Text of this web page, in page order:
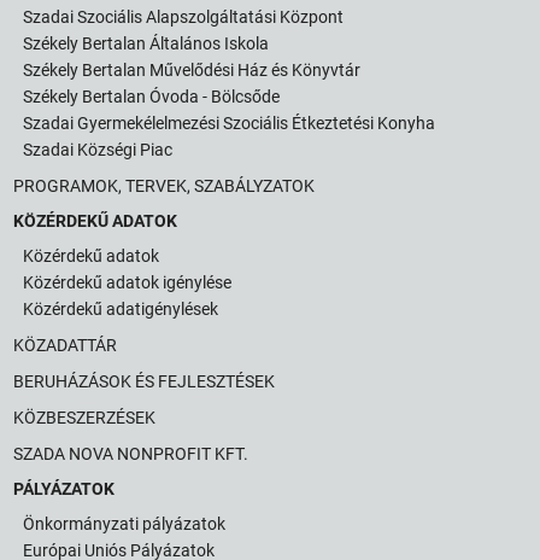
Szadai Szociális Alapszolgáltatási Központ
Székely Bertalan Általános Iskola
Székely Bertalan Művelődési Ház és Könyvtár
Székely Bertalan Óvoda - Bölcsőde
Szadai Gyermekélelmezési Szociális Étkeztetési Konyha
Szadai Községi Piac
PROGRAMOK, TERVEK, SZABÁLYZATOK
KÖZÉRDEKŰ ADATOK
Közérdekű adatok
Közérdekű adatok igénylése
Közérdekű adatigénylések
KÖZADATTÁR
BERUHÁZÁSOK ÉS FEJLESZTÉSEK
KÖZBESZERZÉSEK
SZADA NOVA NONPROFIT KFT.
PÁLYÁZATOK
Önkormányzati pályázatok
Európai Uniós Pályázatok